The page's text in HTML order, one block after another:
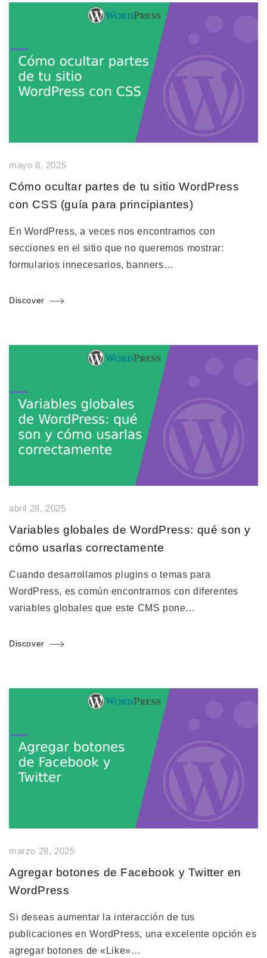
mayo 8, 2025
Cómo ocultar partes de tu sitio WordPress
con CSS (guía para principiantes)
En WordPress, a veces nos encontramos con
secciones en el sitio que no queremos mostrar:
formularios innecesarios, banners…
Discover
abril 28, 2025
Variables globales de WordPress: qué son y
cómo usarlas correctamente
Cuando desarrollamos plugins o temas para
WordPress, es común encontrarnos con diferentes
variables globales que este CMS pone…
Discover
marzo 28, 2025
Agregar botones de Facebook y Twitter en
WordPress
Si deseas aumentar la interacción de tus
publicaciones en WordPress, una excelente opción es
agregar botones de «Like»…